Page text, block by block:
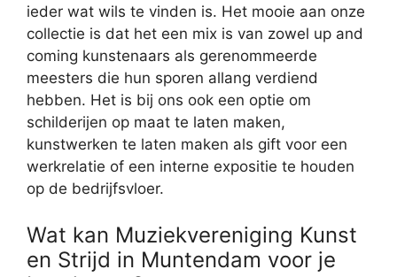
ieder wat wils te vinden is. Het mooie aan onze
collectie is dat het een mix is van zowel up and
coming kunstenaars als gerenommeerde
meesters die hun sporen allang verdiend
hebben. Het is bij ons ook een optie om
schilderijen op maat te laten maken,
kunstwerken te laten maken als gift voor een
werkrelatie of een interne expositie te houden
op de bedrijfsvloer.
Wat kan Muziekvereniging Kunst
en Strijd in Muntendam voor je